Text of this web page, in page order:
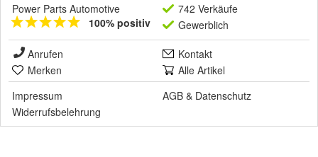
Power Parts Automotive
100% positiv
742 Verkäufe
Gewerblich
Anrufen
Kontakt
Merken
Alle Artikel
Impressum
AGB & Datenschutz
Widerrufsbelehrung